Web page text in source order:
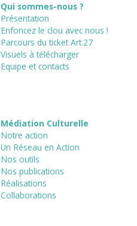
Qui sommes-nous ?
Présentation
Enfoncez le clou avec nous !
Parcours du ticket Art.27
Visuels à télécharger
Equipe et contacts
Médiation Culturelle
Notre action
Un Réseau en Action
Nos outils
Nos publications
Réalisations
Collaborations